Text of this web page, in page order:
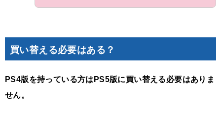
買い替える必要はある？
PS4版を持っている方はPS5版に買い替える必要はありま
せん。